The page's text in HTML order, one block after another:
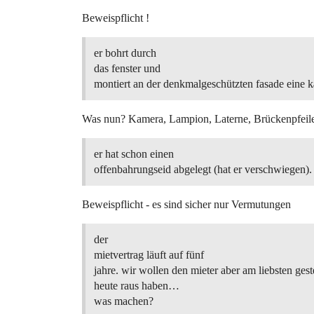
Beweispflicht !
er bohrt durch
das fenster und
montiert an der denkmalgeschützten fasade eine
Was nun? Kamera, Lampion, Laterne,
er hat schon einen
offenbahrungseid abgelegt (hat er verschwiegen).
Beweispflicht - es sind sicher nur Vermutungen
der
mietvertrag läuft auf fünf
jahre. wir wollen den mieter aber am liebsten
heute raus haben…
was machen?